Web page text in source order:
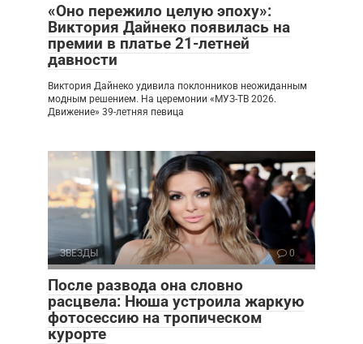
«Оно пережило целую эпоху»:
Виктория Дайнеко появилась на
премии в платье 21-летней
давности
Виктория Дайнеко удивила поклонников неожиданным
модным решением. На церемонии «МУЗ-ТВ 2026.
Движение» 39-летняя певица
ЗВЕЗДЫ 0
После развода она словно
расцвела: Нюша устроила жаркую
фотосессию на тропическом
курорте